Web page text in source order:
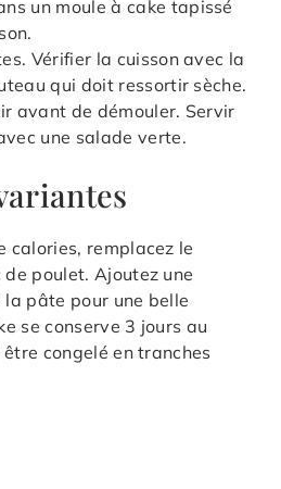
un moule à cake tapissé
Vérifier la cuisson avec la
qui doit ressortir sèche.
avant de démouler. Servir
une salade verte.
calories, remplacez le
poulet. Ajoutez une
pâte pour une belle
se conserve 3 jours au
congelé en tranches